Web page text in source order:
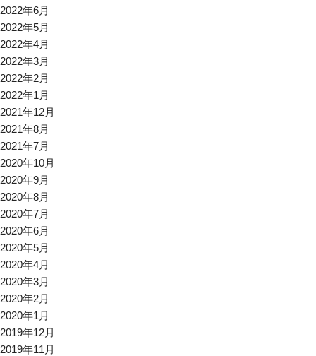
2022年6月
2022年5月
2022年4月
2022年3月
2022年2月
2022年1月
2021年12月
2021年8月
2021年7月
2020年10月
2020年9月
2020年8月
2020年7月
2020年6月
2020年5月
2020年4月
2020年3月
2020年2月
2020年1月
2019年12月
2019年11月